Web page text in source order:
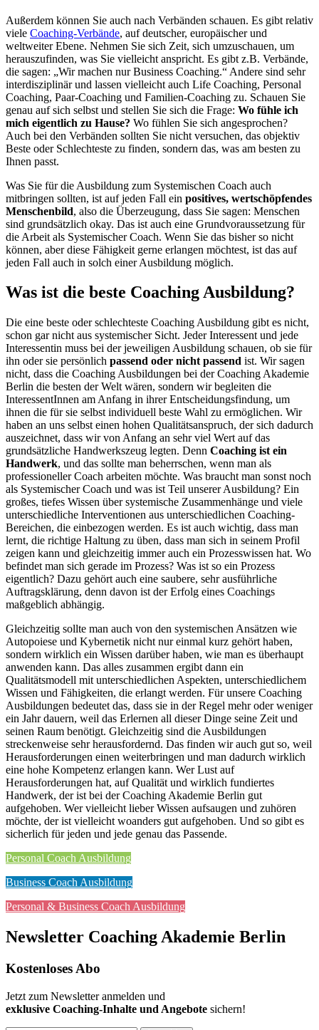
Außerdem können Sie auch nach Verbänden schauen. Es gibt relativ
viele Coaching-Verbände, auf deutscher, europäischer und
weltweiter Ebene. Nehmen Sie sich Zeit, sich umzuschauen, um
herauszufinden, was Sie vielleicht anspricht. Es gibt z.B. Verbände,
die sagen: „Wir machen nur Business Coaching.“ Andere sind sehr
interdisziplinär und lassen vielleicht auch Life Coaching, Personal
Coaching, Paar-Coaching und Familien-Coaching zu. Schauen Sie
genau auf sich selbst und stellen Sie sich die Frage: Wo fühle ich
mich eigentlich zu Hause? Wo fühlen Sie sich angesprochen?
Auch bei den Verbänden sollten Sie nicht versuchen, das objektiv
Beste oder Schlechteste zu finden, sondern das, was am besten zu
Ihnen passt.
Was Sie für die Ausbildung zum Systemischen Coach auch
mitbringen sollten, ist auf jeden Fall ein positives, wertschöpfendes
Menschenbild, also die Überzeugung, dass Sie sagen: Menschen
sind grundsätzlich okay. Das ist auch eine Grundvoraussetzung für
die Arbeit als Systemischer Coach. Wenn Sie das bisher so nicht
können, aber diese Fähigkeit gerne erlangen möchtest, ist das auf
jeden Fall auch in solch einer Ausbildung möglich.
Was ist die beste Coaching Ausbildung?
Die eine beste oder schlechteste Coaching Ausbildung gibt es nicht,
schon gar nicht aus systemischer Sicht. Jeder Interessent und jede
Interessentin muss bei der jeweiligen Ausbildung schauen, ob sie für
ihn oder sie persönlich passend oder nicht passend ist. Wir sagen
nicht, dass die Coaching Ausbildungen bei der Coaching Akademie
Berlin die besten der Welt wären, sondern wir begleiten die
InteressentInnen am Anfang in ihrer Entscheidungsfindung, um
ihnen die für sie selbst individuell beste Wahl zu ermöglichen. Wir
haben an uns selbst einen hohen Qualitätsanspruch, der sich dadurch
auszeichnet, dass wir von Anfang an sehr viel Wert auf das
grundsätzliche Handwerkszeug legten. Denn Coaching ist ein
Handwerk, und das sollte man beherrschen, wenn man als
professioneller Coach arbeiten möchte. Was braucht man sonst noch
als Systemischer Coach und was ist Teil unserer Ausbildung? Ein
großes, tiefes Wissen über systemische Zusammenhänge und viele
unterschiedliche Interventionen aus unterschiedlichen Coaching-
Bereichen, die einbezogen werden. Es ist auch wichtig, dass man
lernt, die richtige Haltung zu üben, dass man sich in seinem Profil
zeigen kann und gleichzeitig immer auch ein Prozesswissen hat. Wo
befindet man sich gerade im Prozess? Was ist so ein Prozess
eigentlich? Dazu gehört auch eine saubere, sehr ausführliche
Auftragsklärung, denn davon ist der Erfolg eines Coachings
maßgeblich abhängig.
Gleichzeitig sollte man auch von den systemischen Ansätzen wie
Autopoiese und Kybernetik nicht nur einmal kurz gehört haben,
sondern wirklich ein Wissen darüber haben, wie man es überhaupt
anwenden kann. Das alles zusammen ergibt dann ein
Qualitätsmodell mit unterschiedlichen Aspekten, unterschiedlichem
Wissen und Fähigkeiten, die erlangt werden. Für unsere Coaching
Ausbildungen bedeutet das, dass sie in der Regel mehr oder weniger
ein Jahr dauern, weil das Erlernen all dieser Dinge seine Zeit und
seinen Raum benötigt. Gleichzeitig sind die Ausbildungen
streckenweise sehr herausfordernd. Das finden wir auch gut so, weil
Herausforderungen einen weiterbringen und man dadurch wirklich
eine hohe Kompetenz erlangen kann. Wer Lust auf
Herausforderungen hat, auf Qualität und wirklich fundiertes
Handwerk, der ist bei der Coaching Akademie Berlin gut
aufgehoben. Wer vielleicht lieber Wissen aufsaugen und zuhören
möchte, der ist vielleicht woanders gut aufgehoben. Und so gibt es
sicherlich für jeden und jede genau das Passende.
Personal Coach Ausbildung
Business Coach Ausbildung
Personal & Business Coach Ausbildung
Newsletter Coaching Akademie Berlin
Kostenloses Abo
Jetzt zum Newsletter anmelden und
exklusive Coaching-Inhalte und Angebote sichern!